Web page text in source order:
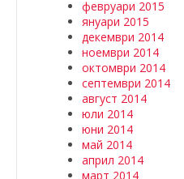
февруари 2015
януари 2015
декември 2014
ноември 2014
октомври 2014
септември 2014
август 2014
юли 2014
юни 2014
май 2014
април 2014
март 2014